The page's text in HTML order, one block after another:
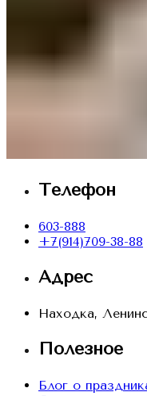
Телефон
603-888
+7(914)709-38-88
Адрес
Находка,
Полезное
Блог о